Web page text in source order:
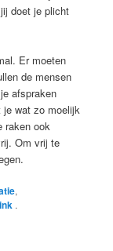
doet je plicht
Er moeten
de mensen
afspraken
je wat zo moelijk
raken ook
Om vrij te
,
.